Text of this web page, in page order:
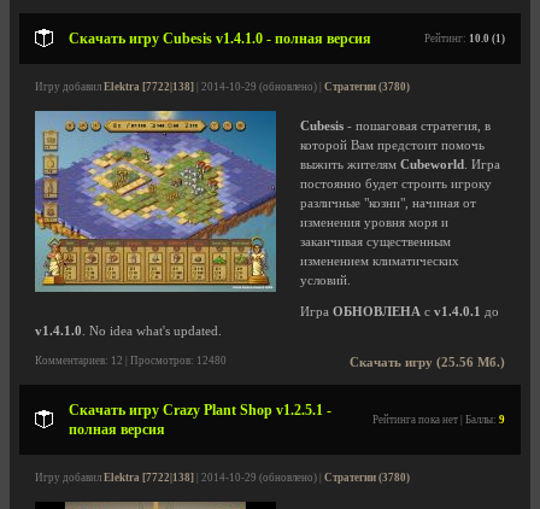
Скачать игру Cubesis v1.4.1.0 - полная версия Рейтинг: 10.0 (1)
Игру добавил Elektra [7722|138] | 2014-10-29 (обновлено) | Стратегии (3780)
Cubesis - пошаговая стратегия, в
которой Вам предстоит помочь
выжить жителям Cubeworld
. Игра
постоянно будет строить игроку
различные "козни", начиная от
изменения уровня моря и
заканчивая существенным
изменением климатических
условий.
Игра ОБНОВЛЕНА с v1.4.0.1
до
v1.4.1.0 . No idea what's updated.
Скачать игру (25.56 Мб.)
Комментариев: 12 | Просмотров: 12480
Скачать игру Crazy Plant Shop v1.2.5.1 -
полная версия
Рейтинга пока нет | Баллы: 9
Игру добавил Elektra [7722|138] | 2014-10-29 (обновлено) | Стратегии (3780)